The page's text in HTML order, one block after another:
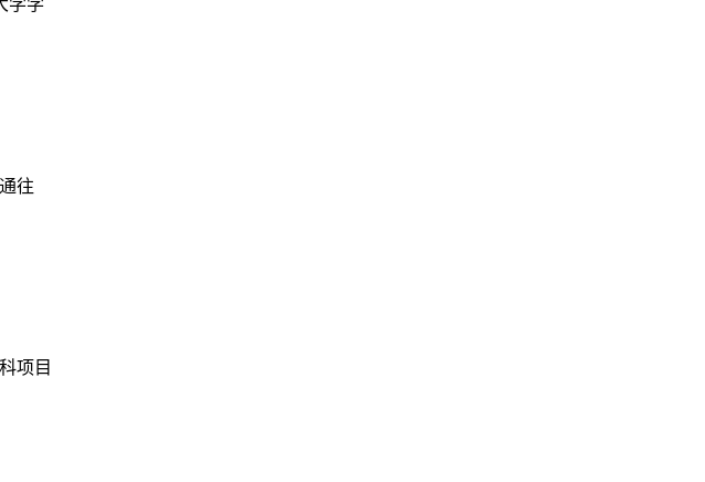
学学
往
项目